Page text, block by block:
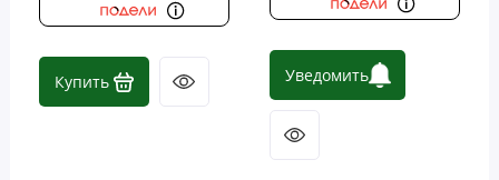
Купить Уведомить